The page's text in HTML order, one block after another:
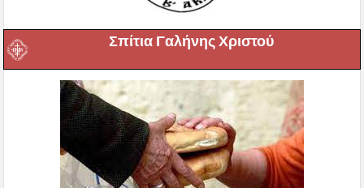
Σπίτια Γαλήνης Χριστού